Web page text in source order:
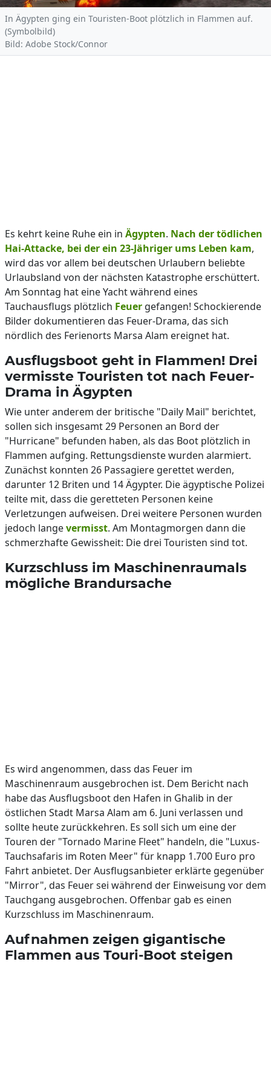
In Ägypten ging ein Touristen-Boot plötzlich in Flammen auf.
(Symbolbild)
Bild: Adobe Stock/Connor
Es kehrt keine Ruhe ein in Ägypten. Nach der tödlichen
Hai-Attacke, bei der ein 23-Jähriger ums Leben kam,
wird das vor allem bei deutschen Urlaubern beliebte
Urlaubsland von der nächsten Katastrophe erschüttert.
Am Sonntag hat eine Yacht während eines
Tauchausflugs plötzlich Feuer gefangen! Schockierende
Bilder dokumentieren das Feuer-Drama, das sich
nördlich des Ferienorts Marsa Alam ereignet hat.
Ausflugsboot geht in Flammen! Drei
vermisste Touristen tot nach Feuer-
Drama in Ägypten
Wie unter anderem der britische "Daily Mail" berichtet,
sollen sich insgesamt 29 Personen an Bord der
"Hurricane" befunden haben, als das Boot plötzlich in
Flammen aufging. Rettungsdienste wurden alarmiert.
Zunächst konnten 26 Passagiere gerettet werden,
darunter 12 Briten und 14 Ägypter. Die ägyptische Polizei
teilte mit, dass die geretteten Personen keine
Verletzungen aufweisen. Drei weitere Personen wurden
jedoch langevermisst. Am Montagmorgen dann die
schmerzhafte Gewissheit: Die drei Touristen sind tot.
Kurzschluss im Maschinenraumals
mögliche Brandursache
Es wird angenommen, dass das Feuer im
Maschinenraum ausgebrochen ist. Dem Bericht nach
habe das Ausflugsboot den Hafen in Ghalib in der
östlichen Stadt Marsa Alam am 6. Juni verlassen und
sollte heute zurückkehren. Es soll sich um eine der
Touren der "Tornado Marine Fleet" handeln, die "Luxus-
Tauchsafaris im Roten Meer" für knapp 1.700 Euro pro
Fahrt anbietet. Der Ausflugsanbieter erklärte gegenüber
"Mirror", das Feuer sei während der Einweisung vor dem
Tauchgang ausgebrochen. Offenbar gab es einen
Kurzschluss im Maschinenraum.
Aufnahmen zeigen gigantische
Flammen aus Touri-Boot steigen